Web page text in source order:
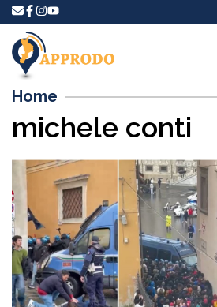
Home
michele conti